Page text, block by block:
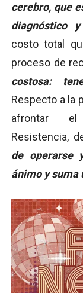
cerebro, que
diagnóstico
costo total
proceso de
costosa:
Respecto a la
afrontar
Resistencia,
de operarse
ánimo y suma